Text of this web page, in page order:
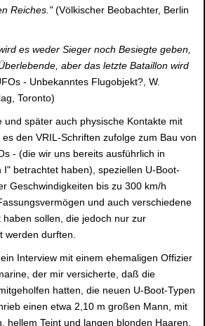
Reiches."(Völkischer Beobachter, Berlin
es weder Sieger noch Besiegte geben,
aber das letzte Bataillon wird
- Unbekanntes Flugobjekt?, W.
Toronto)
und später auch physische Kontakte mit
den VRIL-Schriften zufolge zum Bau von
- (die wir uns bereits ausführlich in
I" betrachtet haben), speziellen U-Boot-
Geschwindigkeiten bis zu 300 km/h
und auch verschiedene
sollen, die jedoch nur zur
werden durften.
Interview mit einem ehemaligen Offizier
der mir versicherte, daß die
hatten, die neuen U-Boot-Typen
einen etwa 2,10 m großen Mann, mit
hellem Teint und langen blonden Haaren,